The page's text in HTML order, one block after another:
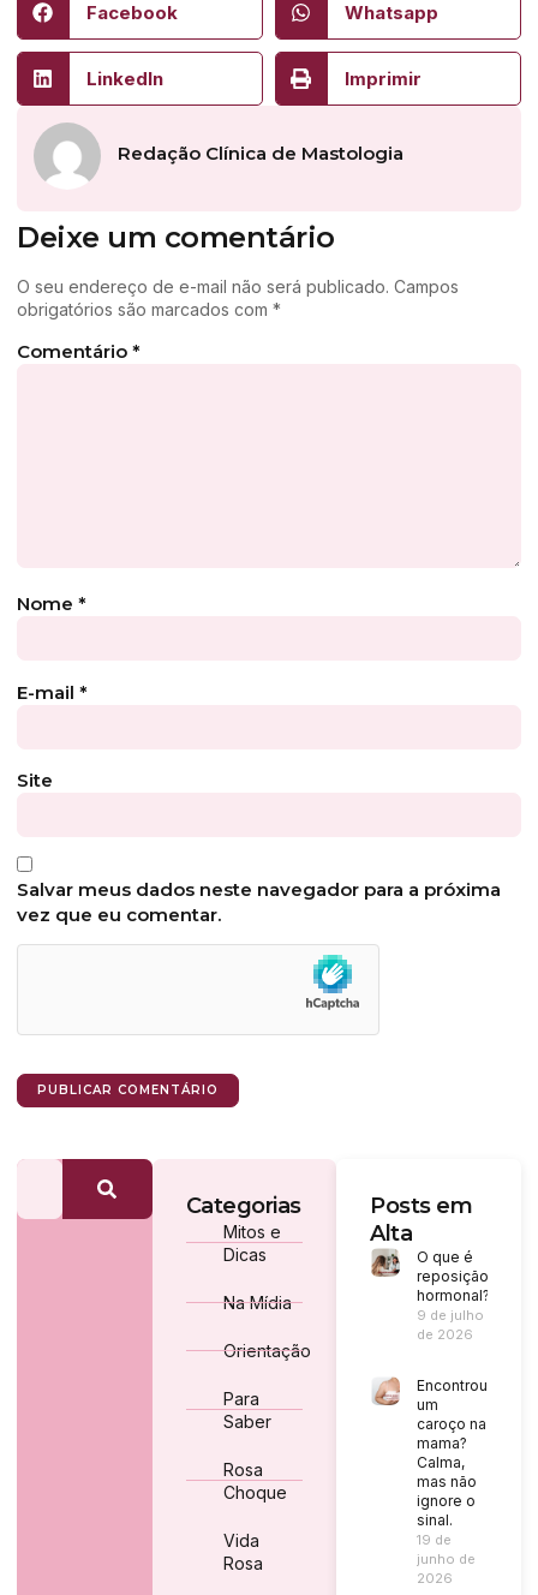
Facebook Whatsapp
LinkedIn Imprimir
Redação Clínica de Mastologia
Deixe um comentário
O seu endereço de e-mail não será publicado. Campos
obrigatórios são marcados com *
Comentário *
Nome *
E-mail *
Site
Salvar meus dados neste navegador para a próxima
vez que eu comentar.
Categorias
Mitos e
Dicas
Na Mídia
Orientação
Para
Saber
Rosa
Choque
Vida
Rosa
Posts em
Alta
O que é
reposição
hormonal?
9 de julho
de 2026
Encontrou
um
caroço na
mama?
Calma,
mas não
ignore o
sinal.
19 de
junho de
2026